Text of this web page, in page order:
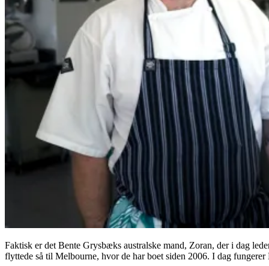
Faktisk er det Bente Grysbæks australske mand, Zoran, der i dag
flyttede så til Melbourne, hvor de har boet siden 2006. I dag